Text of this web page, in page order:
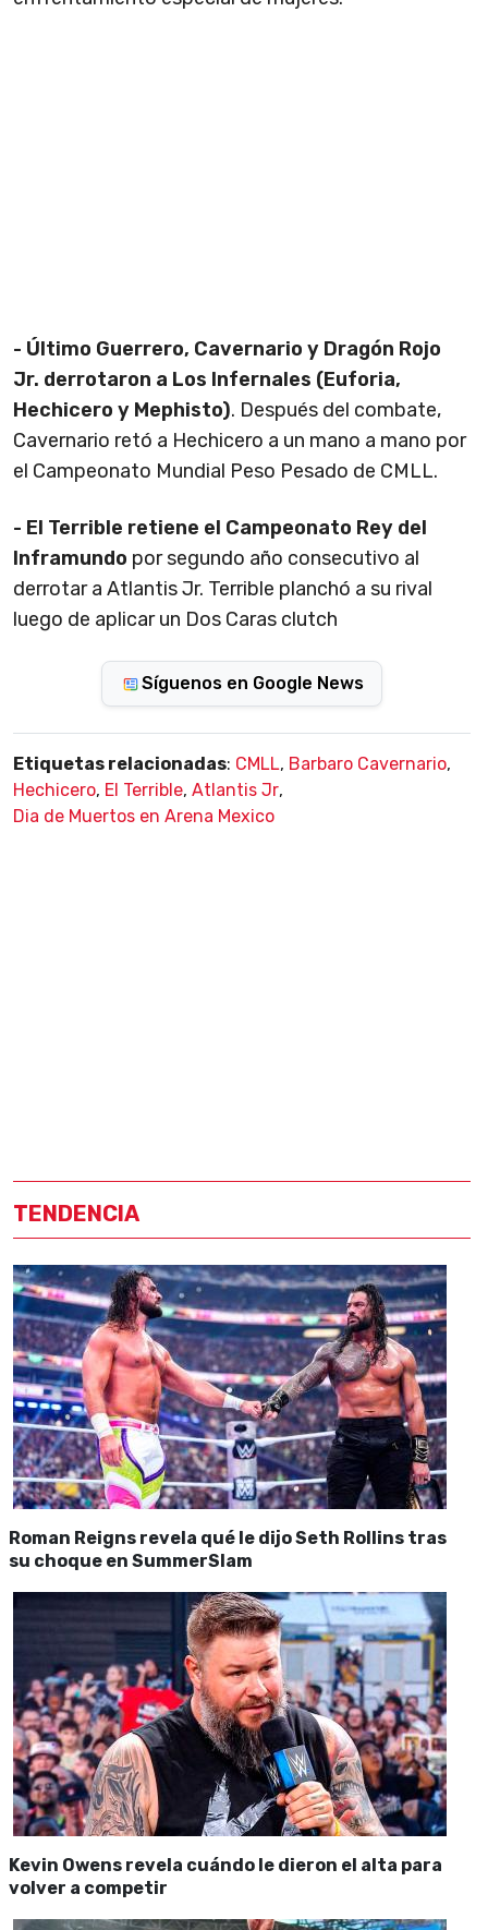
- Último Guerrero, Cavernario y Dragón Rojo
Jr. derrotaron a Los Infernales (Euforia,
Hechicero y Mephisto). Después del combate,
Cavernario retó a Hechicero a un mano a mano por
el Campeonato Mundial Peso Pesado de CMLL.
- El Terrible retiene el Campeonato Rey del
Inframundo por segundo año consecutivo al
derrotar a Atlantis Jr. Terrible planchó a su rival
luego de aplicar un Dos Caras clutch
Síguenos en Google News
Etiquetas relacionadas: CMLL, Barbaro Cavernario,
Hechicero, El Terrible, Atlantis Jr,
Dia de Muertos en Arena Mexico
TENDENCIA
Roman Reigns revela qué le dijo Seth Rollins tras
su choque en SummerSlam
Kevin Owens revela cuándo le dieron el alta para
volver a competir